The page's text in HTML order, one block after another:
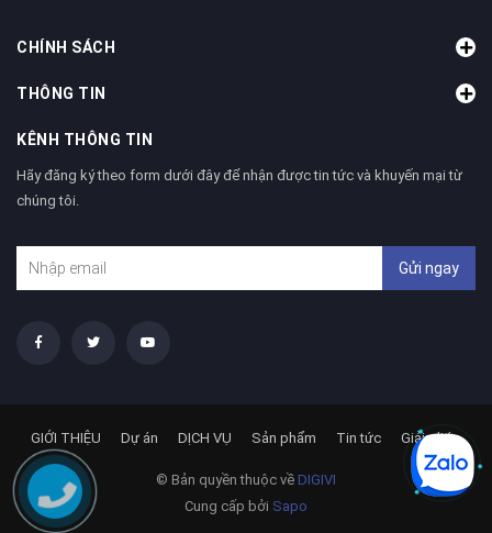
CHÍNH SÁCH
THÔNG TIN
KÊNH THÔNG TIN
Hãy đăng ký theo form dưới đây để nhận được tin tức và khuyến mại từ
chúng tôi.
Gửi ngay
© Bản quyền thuộc về DIGIVI
Cung cấp bởi Sapo
GIỚI THIỆU Dự án DỊCH VỤ Sản phẩm Tin tức Giải pháp